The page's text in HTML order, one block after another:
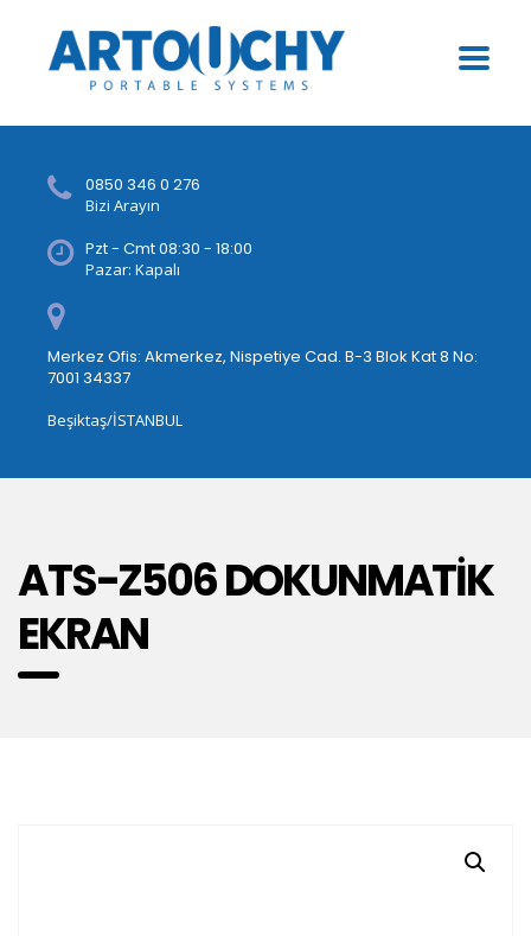
0850 346 0 276
Bizi Arayın
Pzt - Cmt 08:30 - 18:00
Pazar: Kapalı
Merkez Ofis: Akmerkez, Nispetiye Cad. B-3 Blok Kat 8 No:
7001 34337
Beşiktaş/İSTANBUL
ATS-Z506 DOKUNMATİK
EKRAN